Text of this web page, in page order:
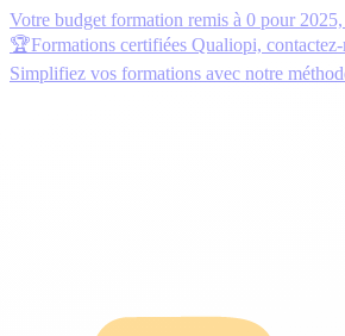
Votre budget formation remis à 0 pour 2025,
🏆Formations certifiées Qualiopi,
Simplifiez vos formations avec notre